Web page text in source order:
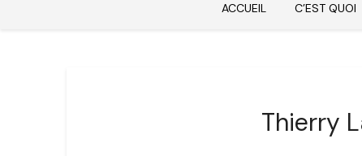
ACCUEIL C’EST QUOI
Thierry